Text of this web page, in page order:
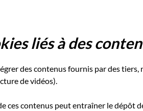
liés à des
des contenus fournis par des tiers,
de vidéos).
ces contenus peut entraîner le dépôt